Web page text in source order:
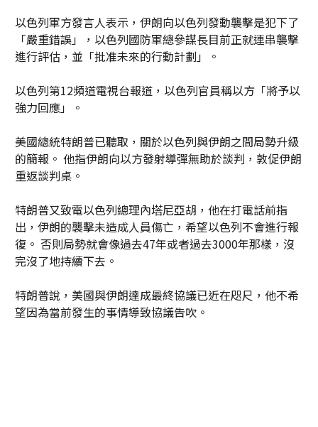
以色列軍方發言人表示，伊朗向以色列發動襲擊是犯下了
「嚴重錯誤」，以色列國防軍總參謀長目前正就連串襲擊
進行評估，並「批准未來的行動計劃」。
以色列第12頻道電視台報道，以色列官員稱以方「將予以
強力回應」。
美國總統特朗普已聽取，關於以色列與伊朗之間局勢升級
的簡報。 他指伊朗向以方發射導彈無助於談判，敦促伊朗
重返談判桌。
特朗普又致電以色列總理內塔尼亞胡，他在打電話前指
出，伊朗的襲擊未造成人員傷亡，希望以色列不會進行報
復。 否則局勢就會像過去47年或者過去3000年那樣，沒
完沒了地持續下去。
特朗普說，美國與伊朗達成最終協議已近在咫尺，他不希
望因為當前發生的事情導致協議告吹。